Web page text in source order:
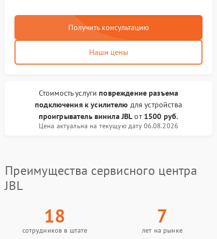
Получить консультацию
Наши цены
Стоимость услуги повреждение разъема
подключения к усилителю для устройства
проигрыватель винила JBL от 1500 руб.
Цена актуальна на текущую дату 06.08.2026
Преимущества сервисного центра
JBL
18
сотрудников в штате
7
лет на рынке